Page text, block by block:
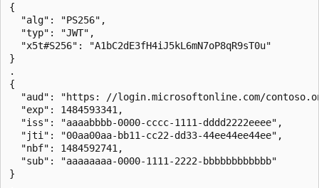
{
  "alg": "PS256",
  "typ": "JWT",
  "x5t#S256": "A1bC2dE3fH4iJ5kL6mN7oP8qR9sT0u"
}
.
{
"aud": "https: //login.microsoftonline.com/
  "exp": 1484593341,
  "iss": "aaaabbbb-0000-cccc-1111-dddd2222eeee",
  "jti": "00aa00aa-bb11-cc22-dd33-44ee44ee44ee",
  "nbf": 1484592741,
  "sub": "aaaaaaaa-0000-1111-2222-bbbbbbbbbbbb"
}